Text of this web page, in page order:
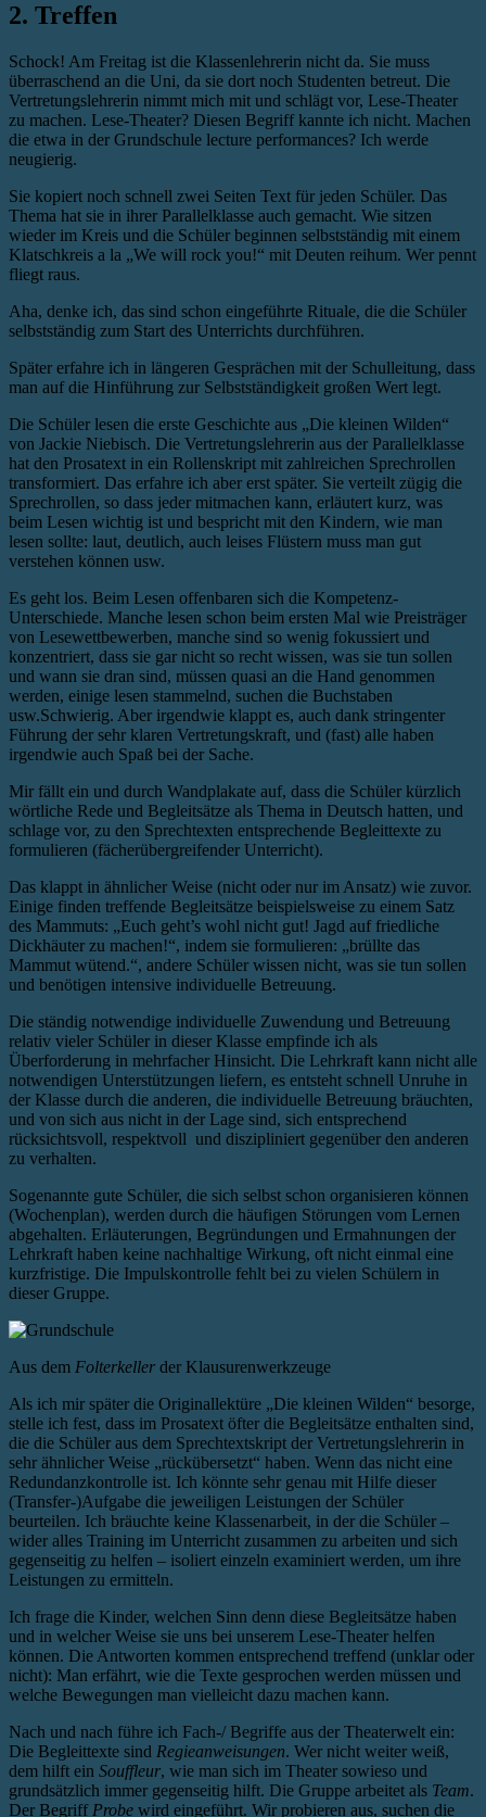
2. Treffen
Schock! Am Freitag ist die Klassenlehrerin nicht da. Sie muss
überraschend an die Uni, da sie dort noch Studenten betreut. Die
Vertretungslehrerin nimmt mich mit und schlägt vor, Lese-Theater
zu machen. Lese-Theater? Diesen Begriff kannte ich nicht. Machen
die etwa in der Grundschule lecture performances? Ich werde
neugierig.
Sie kopiert noch schnell zwei Seiten Text für jeden Schüler. Das
Thema hat sie in ihrer Parallelklasse auch gemacht. Wie sitzen
wieder im Kreis und die Schüler beginnen selbstständig mit einem
Klatschkreis a la „We will rock you!“ mit Deuten reihum. Wer pennt
fliegt raus.
Aha, denke ich, das sind schon eingeführte Rituale, die die Schüler
selbstständig zum Start des Unterrichts durchführen.
Später erfahre ich in längeren Gesprächen mit der Schulleitung, dass
man auf die Hinführung zur Selbstständigkeit großen Wert legt.
Die Schüler lesen die erste Geschichte aus „Die kleinen Wilden“
von Jackie Niebisch. Die Vertretungslehrerin aus der Parallelklasse
hat den Prosatext in ein Rollenskript mit zahlreichen Sprechrollen
transformiert. Das erfahre ich aber erst später. Sie verteilt zügig die
Sprechrollen, so dass jeder mitmachen kann, erläutert kurz, was
beim Lesen wichtig ist und bespricht mit den Kindern, wie man
lesen sollte: laut, deutlich, auch leises Flüstern muss man gut
verstehen können usw.
Es geht los. Beim Lesen offenbaren sich die Kompetenz-
Unterschiede. Manche lesen schon beim ersten Mal wie Preisträger
von Lesewettbewerben, manche sind so wenig fokussiert und
konzentriert, dass sie gar nicht so recht wissen, was sie tun sollen
und wann sie dran sind, müssen quasi an die Hand genommen
werden, einige lesen stammelnd, suchen die Buchstaben
usw.Schwierig. Aber irgendwie klappt es, auch dank stringenter
Führung der sehr klaren Vertretungskraft, und (fast) alle haben
irgendwie auch Spaß bei der Sache.
Mir fällt ein und durch Wandplakate auf, dass die Schüler kürzlich
wörtliche Rede und Begleitsätze als Thema in Deutsch hatten, und
schlage vor, zu den Sprechtexten entsprechende Begleittexte zu
formulieren (fächerübergreifender Unterricht).
Das klappt in ähnlicher Weise (nicht oder nur im Ansatz) wie zuvor.
Einige finden treffende Begleitsätze beispielsweise zu einem Satz
des Mammuts: „Euch geht’s wohl nicht gut! Jagd auf friedliche
Dickhäuter zu machen!“, indem sie formulieren: „brüllte das
Mammut wütend.“, andere Schüler wissen nicht, was sie tun sollen
und benötigen intensive individuelle Betreuung.
Die ständig notwendige individuelle Zuwendung und Betreuung
relativ vieler Schüler in dieser Klasse empfinde ich als
Überforderung in mehrfacher Hinsicht. Die Lehrkraft kann nicht alle
notwendigen Unterstützungen liefern, es entsteht schnell Unruhe in
der Klasse durch die anderen, die individuelle Betreuung bräuchten,
und von sich aus nicht in der Lage sind, sich entsprechend
rücksichtsvoll, respektvoll und diszipliniert gegenüber den anderen
zu verhalten.
Sogenannte gute Schüler, die sich selbst schon organisieren können
(Wochenplan), werden durch die häufigen Störungen vom Lernen
abgehalten. Erläuterungen, Begründungen und Ermahnungen der
Lehrkraft haben keine nachhaltige Wirkung, oft nicht einmal eine
kurzfristige. Die Impulskontrolle fehlt bei zu vielen Schülern in
dieser Gruppe.
Aus dem Folterkeller der Klausurenwerkzeuge
Als ich mir später die Originallektüre „Die kleinen Wilden“ besorge,
stelle ich fest, dass im Prosatext öfter die Begleitsätze enthalten sind,
die die Schüler aus dem Sprechtextskript der Vertretungslehrerin in
sehr ähnlicher Weise „rückübersetzt“ haben. Wenn das nicht eine
Redundanzkontrolle ist. Ich könnte sehr genau mit Hilfe dieser
(Transfer-)Aufgabe die jeweiligen Leistungen der Schüler
beurteilen. Ich bräuchte keine Klassenarbeit, in der die Schüler –
wider alles Training im Unterricht zusammen zu arbeiten und sich
gegenseitig zu helfen – isoliert einzeln examiniert werden, um ihre
Leistungen zu ermitteln.
Ich frage die Kinder, welchen Sinn denn diese Begleitsätze haben
und in welcher Weise sie uns bei unserem Lese-Theater helfen
können. Die Antworten kommen entsprechend treffend (unklar oder
nicht): Man erfährt, wie die Texte gesprochen werden müssen und
welche Bewegungen man vielleicht dazu machen kann.
Nach und nach führe ich Fach-/ Begriffe aus der Theaterwelt ein:
Die Begleittexte sind Regieanweisungen. Wer nicht weiter weiß,
dem hilft ein Souffleur, wie man sich im Theater sowieso und
grundsätzlich immer gegenseitig hilft. Die Gruppe arbeitet als Team.
Der Begriff Probe wird eingeführt. Wir probieren aus, suchen die